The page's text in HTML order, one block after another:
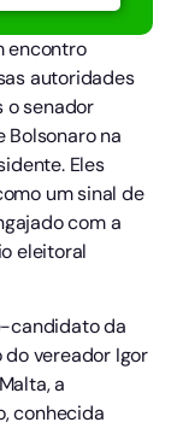
encontro
autoridades
o senador
Bolsonaro na
Eles
um sinal de
com a
eleitoral
candidato da
do vereador Igor
a
conhecida